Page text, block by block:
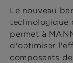
Le nouveau
technologique
permet à
d'optimiser
composants